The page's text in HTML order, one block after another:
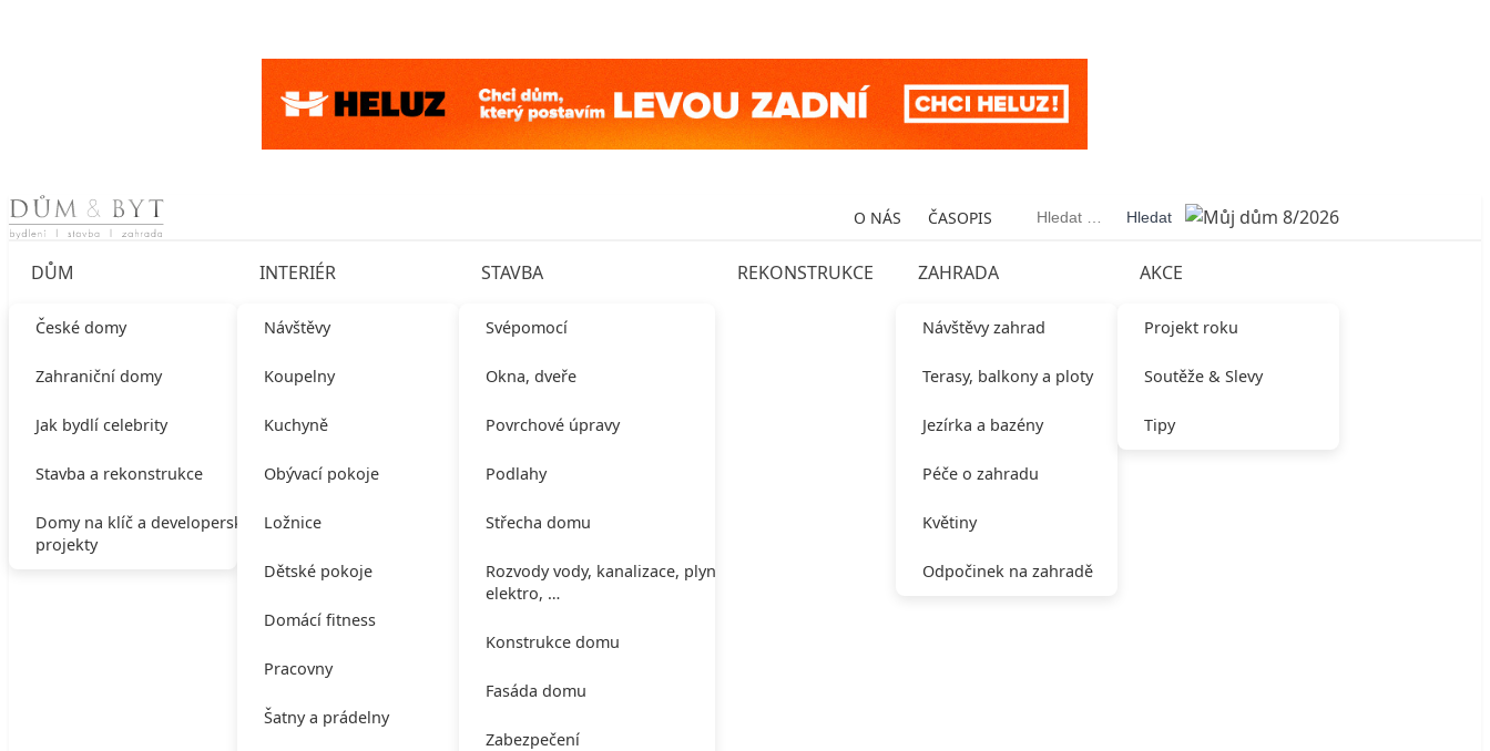
Skip to content O NÁS ČASOPIS Vyhledávání
DŮM
České domy
Zahraniční domy
Jak bydlí celebrity
Stavba a rekonstrukce
Domy na klíč a developerské
projekty
INTERIÉR
Návštěvy
Koupelny
Kuchyně
Obývací pokoje
Ložnice
Dětské pokoje
Domácí fitness
Pracovny
Šatny a prádelny
STAVBA
Svépomocí
Okna, dveře
Povrchové úpravy
Podlahy
Střecha domu
Rozvody vody, kanalizace, plynu,
elektro, …
Konstrukce domu
Fasáda domu
Zabezpečení
REKONSTRUKCE ZAHRADA
Návštěvy zahrad
Terasy, balkony a ploty
Jezírka a bazény
Péče o zahradu
Květiny
Odpočinek na zahradě
AKCE
Projekt roku
Soutěže & Slevy
Tipy